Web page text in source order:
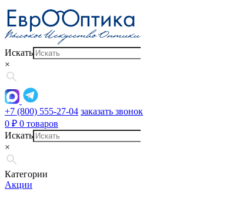
Искать
×
+7 (800) 555-27-04 заказать звонок
0 ₽ 0 товаров
Искать
×
Категории
Акции